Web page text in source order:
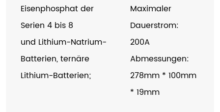
Eisenphosphat der
Serien 4 bis 8
und Lithium-Natrium-
Batterien, ternäre
Lithium-Batterien;
Maximaler
Dauerstrom:
200A
Abmessungen:
278mm * 100mm
* 19mm